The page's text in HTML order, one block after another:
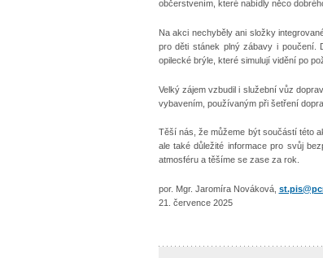
občerstvením, které nabídly něco
Na akci nechyběly ani složky
pro děti stánek plný zábavy i poučení.
opilecké brýle, které simulují vidění po
Velký zájem vzbudil i služební vůz
vybavením, používaným při šetření
Těší nás, že můžeme být součástí této
ale také důležité informace pro svůj
atmosféru a těšíme se zase za rok.
por. Mgr. Jaromíra Nováková,
21. července 2025